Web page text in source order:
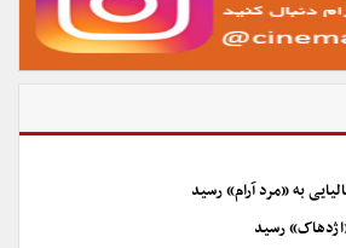
به «مرد آرام» رسید
رسید